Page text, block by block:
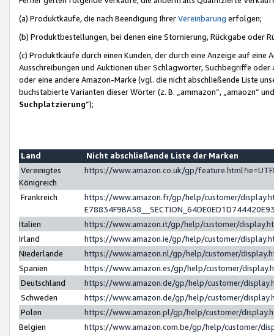
(a) Produktkäufe, die nach Beendigung IhrerVereinbarung erfolgen;
(b) Produktbestellungen, bei denen eine Stornierung, Rückgabe oder
(c) Produktkäufe durch einen Kunden, der durch eine Anzeige auf
Ausschreibungen und Auktionen über Schlagwörter, Suchbegriffe
oder eine andere Amazon-Marke (vgl. die nicht abschließende Liste
buchstabierte Varianten dieser Wörter (z. B. „ammazon“, „amaozn“
Suchplatzierung”);
Land
Nicht abschließende Liste der Marken
Vereinigtes
Königreich
https://www.amazon.co.uk/gp/
Frankreich
https://www.amazon.fr/gp/help/customer/
Italien
https://www.amazon.it/gp/help/customer/
Irland
https://www.amazon.ie/gp/help/customer/
Niederlande
https://www.amazon.nl/gp/help/customer/
Spanien
https://www.amazon.es/gp/help/customer/
Deutschland
https://www.amazon.de/gp/help/customer/
Schweden
https://www.amazon.de/gp/help/customer/
Polen
https://www.amazon.pl/gp/help/customer/
Belgien
https://www.amazon.com.be/gp/help/customer/